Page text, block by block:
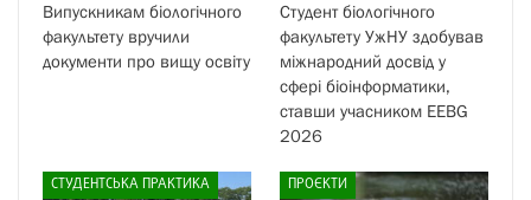
Випускникам біологічного
факультету вручили
документи про вищу освіту
Студент біологічного
факультету УжНУ здобував
міжнародний досвід у
сфері біоінформатики,
ставши учасником EEBG
2026
СТУДЕНТСЬКА ПРАКТИКА ПРОЄКТИ